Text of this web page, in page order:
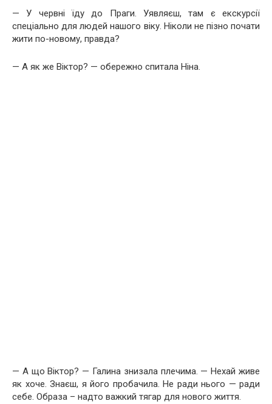
— У червні їду до Праги. Уявляєш, там є екскурсії
спеціально для людей нашого віку. Ніколи не пізно почати
жити по-новому, правда?
— А як же Віктор? — обережно спитала Ніна.
— А що Віктор? — Галина знизала плечима. — Нехай живе
як хоче. Знаєш, я його пробачила. Не ради нього — ради
себе. Образа – надто важкий тягар для нового життя.